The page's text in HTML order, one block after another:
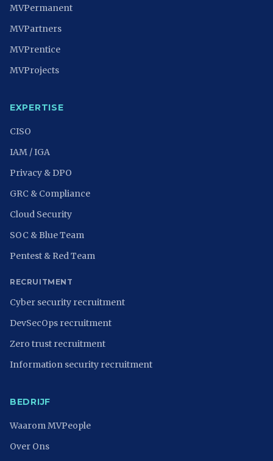
MVPermanent
MVPartners
MVPrentice
MVProjects
EXPERTISE
CISO
IAM / IGA
Privacy & DPO
GRC & Compliance
Cloud Security
SOC & Blue Team
Pentest & Red Team
RECRUITMENT
Cyber security recruitment
DevSecOps recruitment
Zero trust recruitment
Information security recruitment
BEDRIJF
Waarom MVPeople
Over Ons